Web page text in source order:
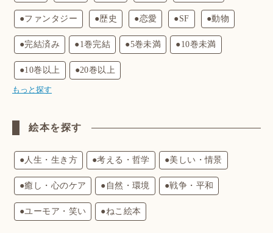
●ファンタジー ●歴史 ●恋愛 ●SF ●動物
●完結済み ●1巻完結 ●5巻未満 ●10巻未満
●10巻以上 ●20巻以上
もっと探す
絵本を探す
●人生・生き方 ●考える・哲学 ●美しい・情景
●癒し・心のケア ●自然・環境 ●戦争・平和
●ユーモア・笑い ●ねこ絵本